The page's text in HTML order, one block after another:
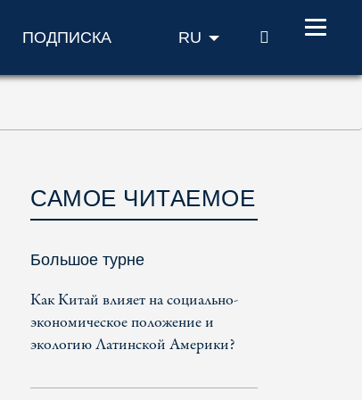
ПОДПИСКА RU ПОИСК
САМОЕ ЧИТАЕМОЕ
Большое турне
Как Китай влияет на социально-
экономическое положение и
экологию Латинской Америки?